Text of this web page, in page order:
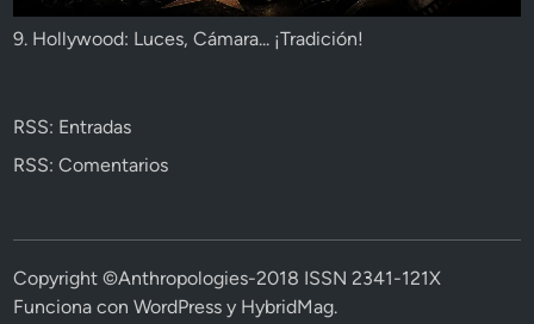
9. Hollywood: Luces, Cámara... ¡Tradición!
RSS: Entradas
RSS: Comentarios
Copyright ©Anthropologies-2018 ISSN 2341-121X
Funciona conWordPress y HybridMag.